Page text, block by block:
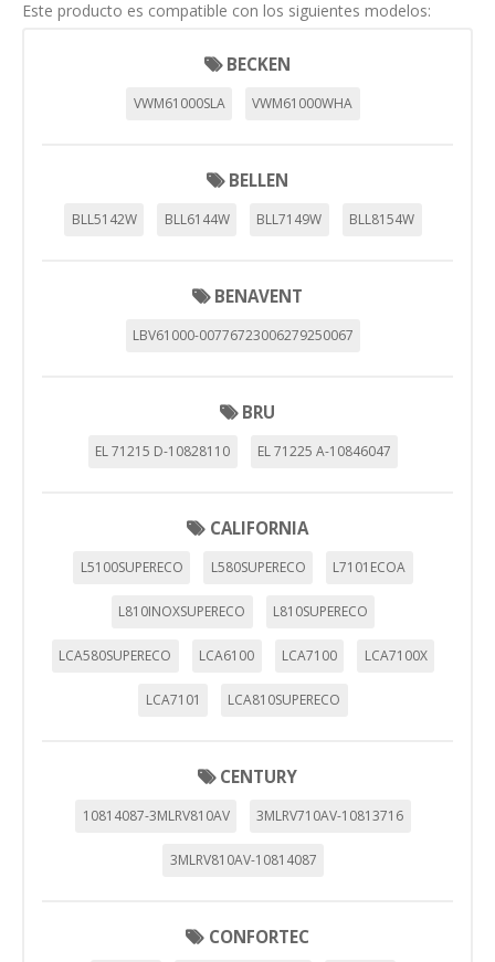
Este producto es compatible con los siguientes modelos:
BECKEN
VWM61000SLA VWM61000WHA
BELLEN
BLL5142W BLL6144W BLL7149W BLL8154W
BENAVENT
LBV61000-00776723006279250067
BRU
EL 71215 D-10828110 EL 71225 A-10846047
CALIFORNIA
L5100SUPERECO L580SUPERECO L7101ECOA
L810INOXSUPERECO L810SUPERECO
LCA580SUPERECO LCA6100 LCA7100 LCA7100X
LCA7101 LCA810SUPERECO
CENTURY
10814087-3MLRV810AV 3MLRV710AV-10813716
3MLRV810AV-10814087
CONFORTEC